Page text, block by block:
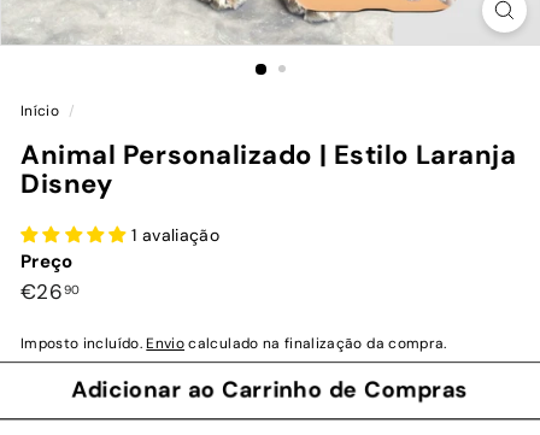
Início /
Animal Personalizado | Estilo Laranja
Disney
1 avaliação
Preço
Preço
€2690€26,90
Imposto incluído.Enviocalculado na finalização da compra.
Adicionar ao Carrinho de Compras